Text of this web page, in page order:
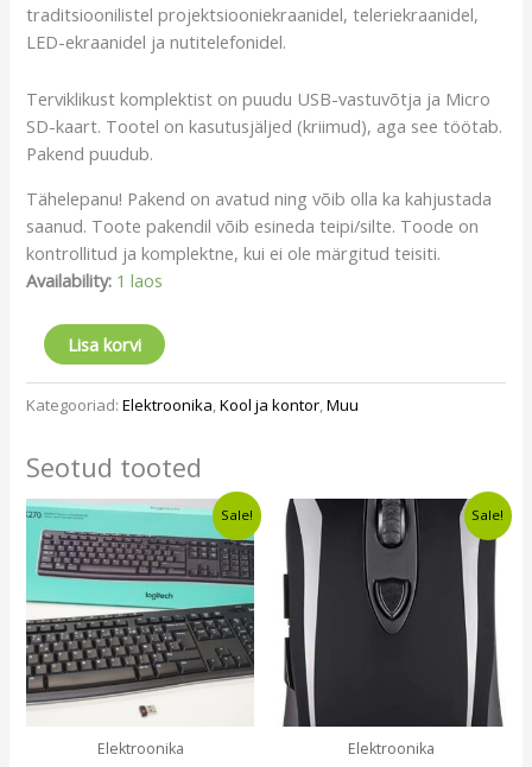
traditsioonilistel projektsiooniekraanidel, teleriekraanidel,
LED-ekraanidel ja nutitelefonidel.
Terviklikust komplektist on puudu USB-vastuvõtja ja Micro
SD-kaart. Tootel on kasutusjäljed (kriimud), aga see töötab.
Pakend puudub.
Tähelepanu! Pakend on avatud ning võib olla ka kahjustada
saanud. Toote pakendil võib esineda teipi/silte. Toode on
kontrollitud ja komplektne, kui ei ole märgitud teisiti.
Availability: 1 laos
Lisa korvi
Kategooriad:Elektroonika ,Kool ja kontor ,Muu
Seotud tooted
Sale!
Elektroonika
Algne
oli:
€20,00.
Current
price
is:
€15,99.
Sale!
Elektroonika
Algne
hind
oli:
Current
price
€33,49.